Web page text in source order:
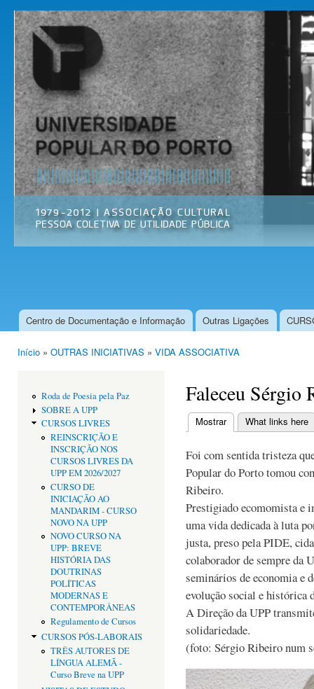
Universidade
Popular do
Porto
Associação
Cultural
Menu principal
Centro de Documentação e Informação Outras Ligações
Início » OUTRAS INICIATIVAS » VIDA ASSOCIATIVA
Roda de Poesia pela Paz
SOBRE A UPP
CURSOS LIVRES
REINSCRIÇÃO E
INSCRIÇÃO NOS
CURSOS LIVRES DA
UPP EM 2026/2027
CURSO DE
INICIAÇÃO AO
MANDARIM - CURSO
NOVO NA UPP
NOVO CURSO NA
UPP: BREVE
HISTÓRIA DAS
DOUTRINAS
POLÍTICAS
MODERNAS E
CONTEMPORÂNEAS
Regulamento de Cursos
CURSOS PÓS-LABORAIS
TRÊS AUTORES DE
LÍNGUA ALEMÃ -
Curso Breve na UPP
Faleceu Sérgio
Separadores
Mostrar(separador ativo)
What links here
Foi com sentida tristeza
Popular do Porto tomou
Ribeiro.
Prestigiado ecomomista e
uma vida dedicada à luta
justa, preso pela PIDE,
colaborador de sempre da
seminários de economia e
evolução social e histórica
A Direção da UPP
solidariedade.
(foto: Sérgio Ribeiro num